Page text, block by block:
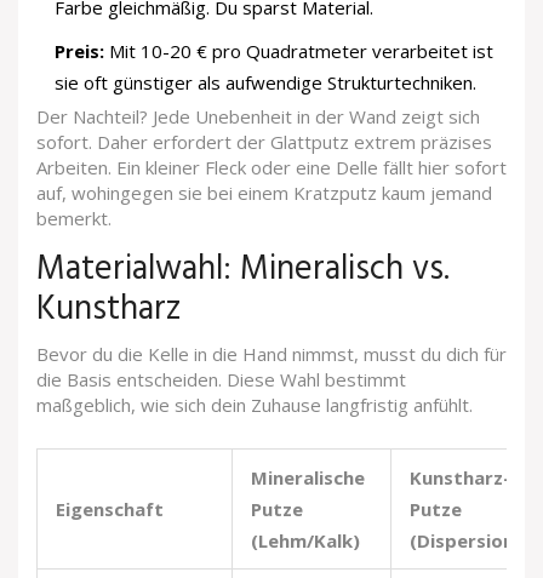
Farbe gleichmäßig. Du sparst Material.
Preis: Mit 10-20 € pro Quadratmeter verarbeitet ist
sie oft günstiger als aufwendige Strukturtechniken.
Der Nachteil? Jede Unebenheit in der Wand zeigt sich
sofort. Daher erfordert der Glattputz extrem präzises
Arbeiten. Ein kleiner Fleck oder eine Delle fällt hier sofort
auf, wohingegen sie bei einem Kratzputz kaum jemand
bemerkt.
Materialwahl: Mineralisch vs.
Kunstharz
Bevor du die Kelle in die Hand nimmst, musst du dich für
die Basis entscheiden. Diese Wahl bestimmt
maßgeblich, wie sich dein Zuhause langfristig anfühlt.
Eigenschaft
Mineralische
Putze
(Lehm/Kalk)
Kunstharz-
Putze
(Dispersions)